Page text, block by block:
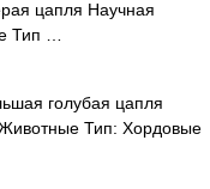
цапля Научная
Тип …
голубая цапля
Тип: Хордовые